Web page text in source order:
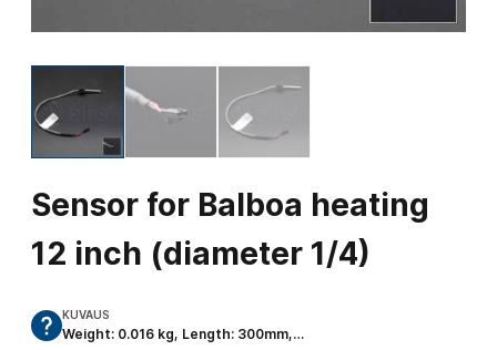
Sensor for Balboa heating
12 inch (diameter 1/4)
KUVAUS
Weight: 0.016 kg, Length: 300mm,…